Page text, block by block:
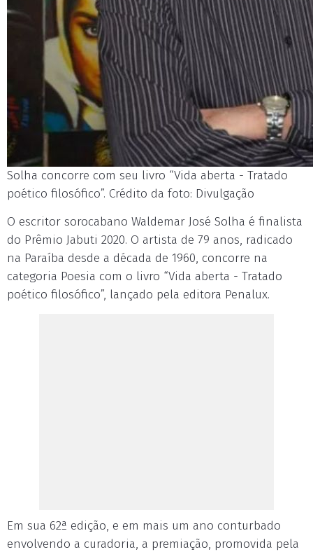
Solha concorre com seu livro “Vida aberta - Tratado
poético filosófico”. Crédito da foto: Divulgação
O escritor sorocabano Waldemar José Solha é finalista
do Prêmio Jabuti 2020. O artista de 79 anos, radicado
na Paraíba desde a década de 1960, concorre na
categoria Poesia com o livro “Vida aberta - Tratado
poético filosófico”, lançado pela editora Penalux.
Em sua 62ª edição, e em mais um ano conturbado
envolvendo a curadoria, a premiação, promovida pela